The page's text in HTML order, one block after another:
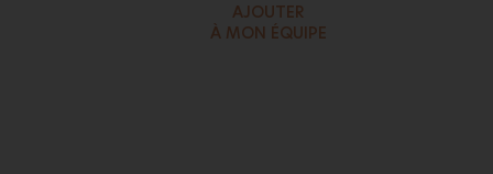
AJOUTER
À MON ÉQUIPE